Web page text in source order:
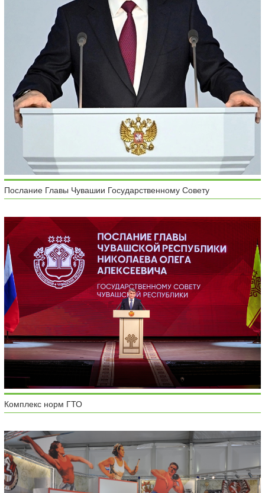
Послание Главы Чувашии Государственному Совету
Комплекс норм ГТО